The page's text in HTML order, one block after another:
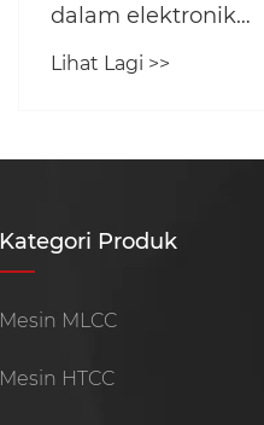
dalam elektronik
Lihat Lagi >>
Kategori Produk
Mesin MLCC
Mesin HTCC